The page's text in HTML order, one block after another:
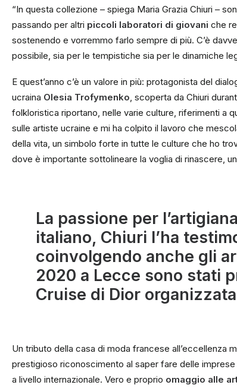
“In questa collezione – spiega Maria Grazia Chiuri –
passando per altri piccoli laboratori di giovani che
sostenendo e vorremmo farlo sempre di più. C’è
possibile, sia per le tempistiche sia per le dinamiche
E quest’anno c’è un valore in più: protagonista del
ucraina Olesia Trofymenko, scoperta da Chiuri
folkloristica riportano, nelle varie culture, riferimenti a
sulle artiste ucraine e mi ha colpito il lavoro che
della vita, un simbolo forte in tutte le culture che ho
dove è importante sottolineare la voglia di rinascere,
La passione per
italiano, Chiuri l’ha
coinvolgendo anche gli
2020 a Lecce sono stati
Cruise di Dior
Un tributo della casa di moda francese all’eccellenza
prestigioso riconoscimento al saper fare delle
a livello internazionale. Vero e proprio omaggio alle